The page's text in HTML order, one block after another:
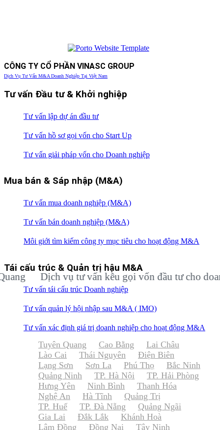
CÔNG TY CỔ PHẦN VINASC GROUP
Dịch Vụ Tư Vấn M&A Doanh Nghiệp Tại Việt Nam
Tư vấn Đầu tư & Khởi nghiệp
Tư vấn lập dự án đầu tư
Tư vấn hồ sơ gọi vốn cho Start Up
Tư vấn giải pháp vốn cho Doanh nghiệp
Mua bán & Sáp nhập (M&A)
Tư vấn mua doanh nghiệp (M&A)
Tư vấn bán doanh nghiệp (M&A)
Môi giới tìm kiếm công ty mục tiêu cho hoạt động M&A
Tái cấu trúc & Quản trị hậu M&A
Tư vấn tái cấu trúc Doanh nghiệp
Tư vấn quản lý hội nhập sau M&A ( IMO)
Tư vấn xác định giá trị doanh nghiệp cho hoạt động M&A
Dịch vụ tư vấn kêu gọi vốn đầu tư cho doanh
Tuyên Quang Cao Bằng
Lai Châu
Lào Cai
Thái Nguyên
Điện Biên
Lạng Sơn
Sơn La Phú Thọ
Bắc Ninh
Quảng Ninh
TP. Hà Nội
TP. Hải Phòng
Hưng Yên
Ninh Bình
Thanh Hóa
Nghệ An
Hà Tĩnh
Quảng Trị
TP. Huế
TP. Đà Nẵng
Quảng Ngãi
Gia Lai
Đắk Lắk
Khánh Hoà
Lâm Đồng
Đồng Nai Tây Ninh